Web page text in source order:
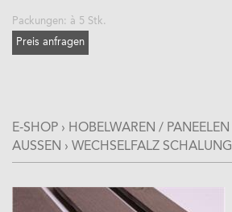
Packungen: à 5 Stk.
Preis anfragen
E-SHOP › HOBELWAREN / PANEELEN
AUSSEN › WECHSELFALZ SCHALUNG